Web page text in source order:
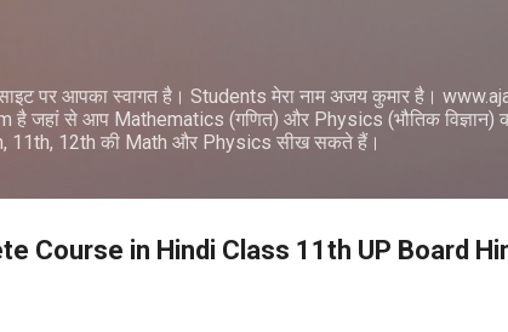
पर आपका स्वागत है। Students मेरा नाम अजय कुमार है।
है जहां से आप Mathematics (गणित) और Physics (भौतिक विज्ञान)
11th, 12th की Math और Physics सीख सकते हैं।
Course in Hindi Class 11th UP Board